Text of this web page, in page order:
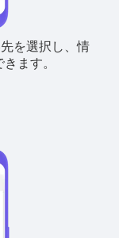
を選択し、情
ます。